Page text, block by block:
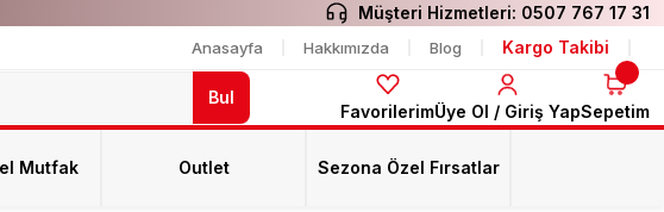
Müşteri Hizmetleri: 0507 767 17 31
Anasayfa Hakkımızda Blog Kargo Takibi
Bul
FavorilerimÜye Ol / Giriş YapSepetim
Mutfak Outlet Sezona Özel Fırsatlar